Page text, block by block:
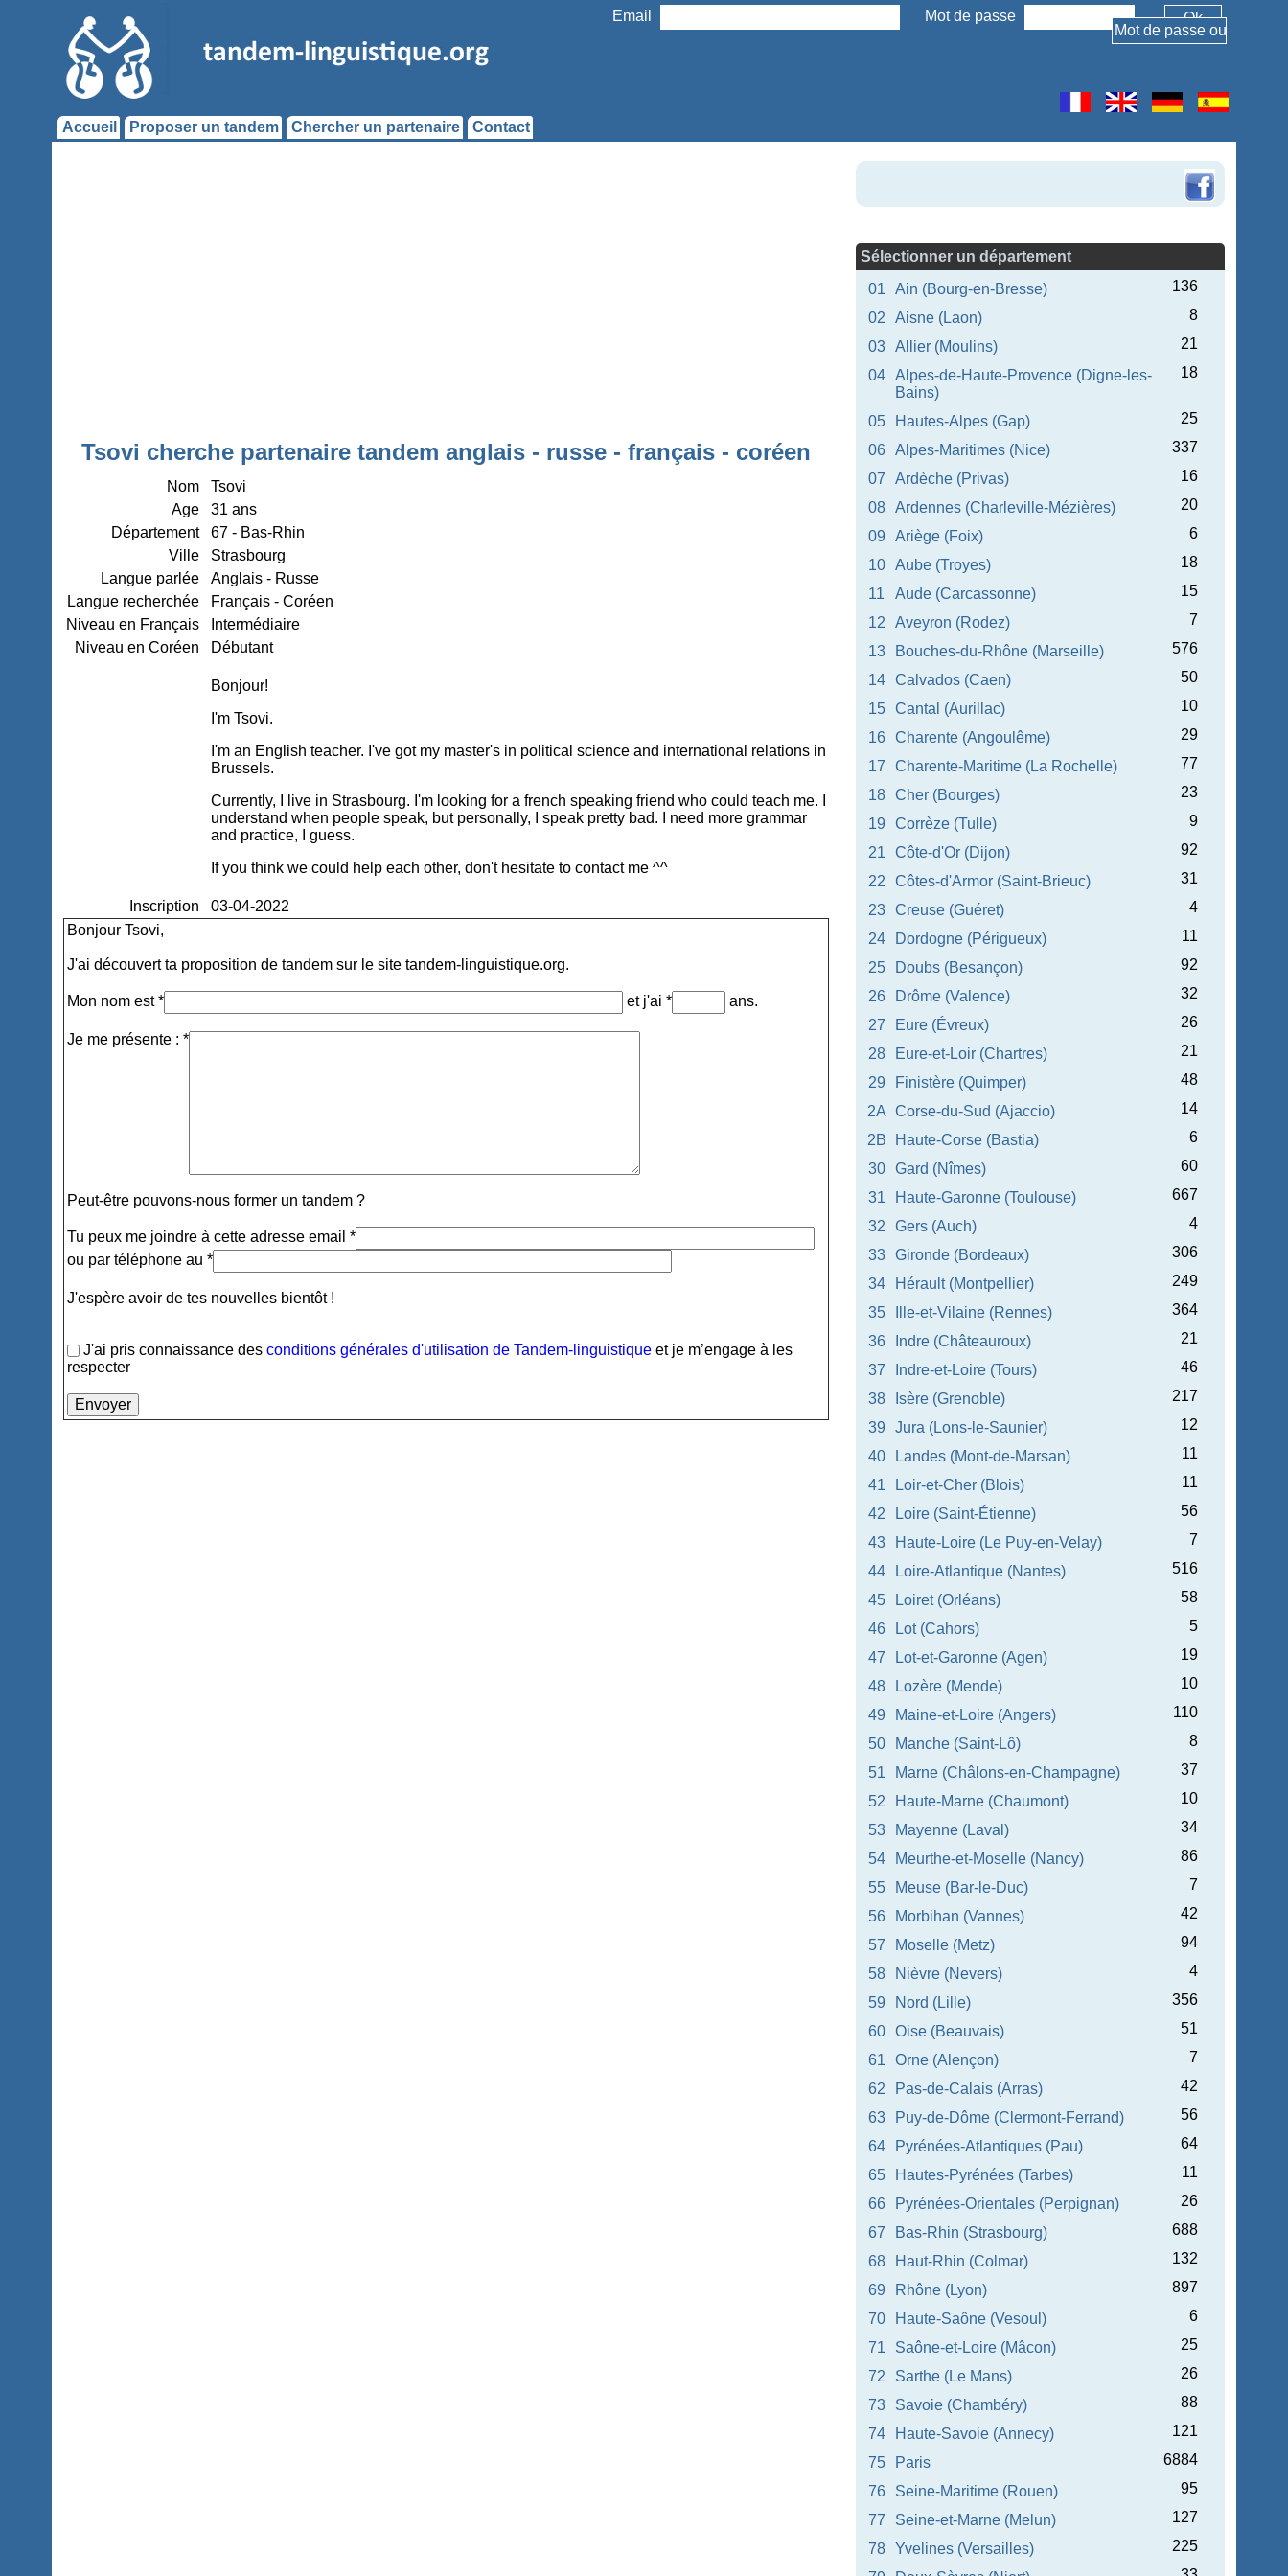
Email Mot de passe
Accueil Proposer un tandem Chercher un partenaire Contact
Tsovi cherche partenaire tandem anglais - russe - français - coréen
Nom
Tsovi
Age
31 ans
Département
67 - Bas-Rhin
Ville
Strasbourg
Langue parlée
Anglais - Russe
Langue recherchée
Français - Coréen
Niveau en Français
Intermédiaire
Niveau en Coréen
Débutant
Bonjour!
I'm Tsovi.
I'm an English teacher. I've got my master's in political science and international relations in
Brussels.
Currently, I live in Strasbourg. I'm looking for a french speaking friend who could teach me. I
understand when people speak, but personally, I speak pretty bad. I need more grammar
and practice, I guess.
If you think we could help each other, don't hesitate to contact me ^^
Inscription
03-04-2022
Bonjour Tsovi,
J'ai découvert ta proposition de tandem sur le site tandem-linguistique.org.
Mon nom est * et j'ai * ans.
Je me présente : *
Peut-être pouvons-nous former un tandem ?
Tu peux me joindre à cette adresse email *
ou par téléphone au *
J'espère avoir de tes nouvelles bientôt !
J'ai pris connaissance desconditions générales d'utilisation de Tandem-linguistique et je m’engage à les
respecter
Sélectionner un département
01
Ain (Bourg-en-Bresse)
136
02
Aisne (Laon)
8
03
Allier (Moulins)
21
04
Alpes-de-Haute-Provence (Digne-les-
Bains)
18
05 Hautes-Alpes (Gap)
25
06
Alpes-Maritimes (Nice)
337
07
Ardèche (Privas)
16
08
Ardennes (Charleville-Mézières)
20
09
Ariège (Foix)
6
10
Aube (Troyes)
18
11
Aude (Carcassonne)
15
12
Aveyron (Rodez)
7
13
Bouches-du-Rhône (Marseille)
576
14
Calvados (Caen)
50
15
Cantal (Aurillac)
10
16
Charente (Angoulême)
29
17
Charente-Maritime (La Rochelle)
77
18
Cher (Bourges)
23
19
Corrèze (Tulle)
9
21
Côte-d'Or (Dijon)
92
22
Côtes-d'Armor (Saint-Brieuc)
31
23
Creuse (Guéret)
4
24
Dordogne (Périgueux)
11
25
Doubs (Besançon)
92
26
Drôme (Valence)
32
27
Eure (Évreux)
26
28
Eure-et-Loir (Chartres)
21
29
Finistère (Quimper)
48
2A
Corse-du-Sud (Ajaccio)
14
2B
Haute-Corse (Bastia)
6
30
Gard (Nîmes)
60
31
Haute-Garonne (Toulouse)
667
32
Gers (Auch)
4
33
Gironde (Bordeaux)
306
34
Hérault (Montpellier)
249
35
Ille-et-Vilaine (Rennes)
364
36
Indre (Châteauroux)
21
37
Indre-et-Loire (Tours)
46
38
Isère (Grenoble)
217
39
Jura (Lons-le-Saunier)
12
40
Landes (Mont-de-Marsan)
11
41
Loir-et-Cher (Blois)
11
42
Loire (Saint-Étienne)
56
43
Haute-Loire (Le Puy-en-Velay)
7
44
Loire-Atlantique (Nantes)
516
45
Loiret (Orléans)
58
46
Lot (Cahors)
5
47
Lot-et-Garonne (Agen)
19
48
Lozère (Mende)
10
49
Maine-et-Loire (Angers)
110
50
Manche (Saint-Lô)
8
51
Marne (Châlons-en-Champagne)
37
52
Haute-Marne (Chaumont)
10
53
Mayenne (Laval)
34
54
Meurthe-et-Moselle (Nancy)
86
55
Meuse (Bar-le-Duc)
7
56
Morbihan (Vannes)
42
57
Moselle (Metz)
94
58
Nièvre (Nevers)
4
59
Nord (Lille)
356
60
Oise (Beauvais)
51
61
Orne (Alençon)
7
62
Pas-de-Calais (Arras)
42
63
Puy-de-Dôme (Clermont-Ferrand)
56
64
Pyrénées-Atlantiques (Pau)
64
65
Hautes-Pyrénées (Tarbes)
11
66
Pyrénées-Orientales (Perpignan)
26
67
Bas-Rhin (Strasbourg)
688
68
Haut-Rhin (Colmar)
132
69
Rhône (Lyon)
897
70
Haute-Saône (Vesoul)
6
71
Saône-et-Loire (Mâcon)
25
72
Sarthe (Le Mans)
26
73
Savoie (Chambéry)
88
74
Haute-Savoie (Annecy)
121
75
Paris
6884
76
Seine-Maritime (Rouen)
95
77
Seine-et-Marne (Melun)
127
78
Yvelines (Versailles)
225